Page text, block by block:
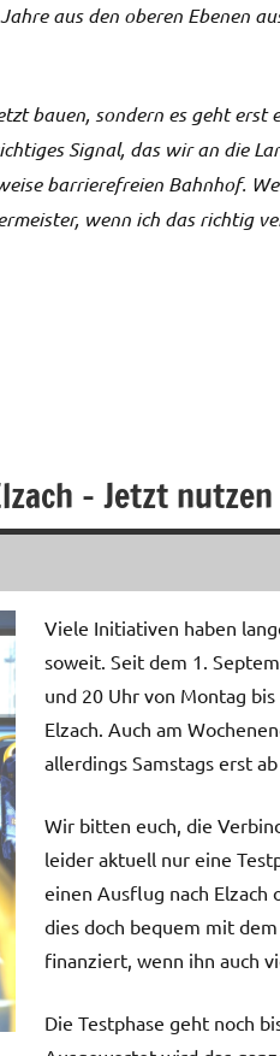
aus den oberen Ebenen
bauen, sondern es geht
Signal, das wir an die
barrierefreien Bahnhof.
wenn ich das richtig
– Jetzt
Viele Initiativen haben
soweit. Seit dem 1.
und 20 Uhr von Montag
Elzach. Auch am
allerdings Samstags erst
Wir bitten euch, die
leider aktuell nur eine
einen Ausflug nach Elzach
dies doch bequem mit
finanziert, wenn ihn auch
Die Testphase geht noch